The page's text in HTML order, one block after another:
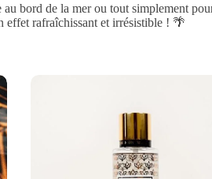
bord de la mer ou tout simplement
effet rafraîchissant et irrésistible ! 🌴